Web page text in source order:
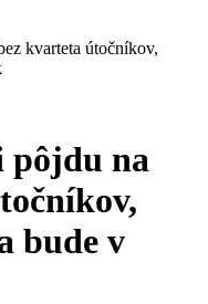
kvarteta útočníkov,
pôjdu na
bude v